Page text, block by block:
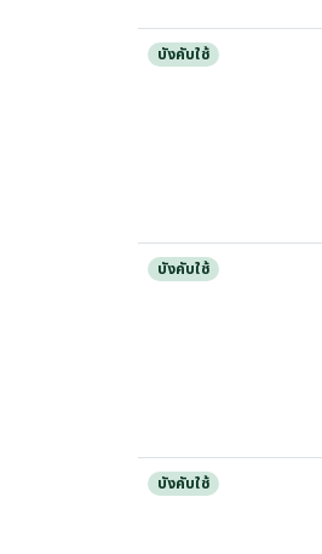
บังคับใช้
บังคับใช้
บังคับใช้